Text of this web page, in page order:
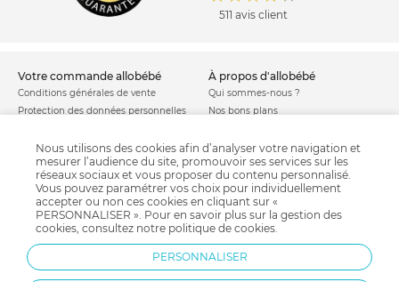
511 avis client
votre commande allobébé
Conditions générales de vente
Protection des données personnelles
Politique de cookies
Modes de livraison
Moyens de paiement
Garantie stock & produit
Satisfait ou remboursé
à propos d'allobébé
Qui sommes-nous ?
Nos bons plans
Mentions légales
Comment se protéger du phishing ?
Soldes allobébé
allobébé vous recommande
Sites et partenaires
les plus d'allobébé
Liste de naissance
Nous utilisons des cookies afin d’analyser votre navigation et
mesurer l’audience du site, promouvoir ses services sur les
réseaux sociaux et vous proposer du contenu personnalisé.
Vous pouvez paramétrer vos choix pour individuellement
accepter ou non ces cookies en cliquant sur «
PERSONNALISER ». Pour en savoir plus sur la gestion des
cookies, consultez notre politique de cookies.
PERSONNALISER